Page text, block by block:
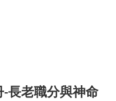
長老職分與神命